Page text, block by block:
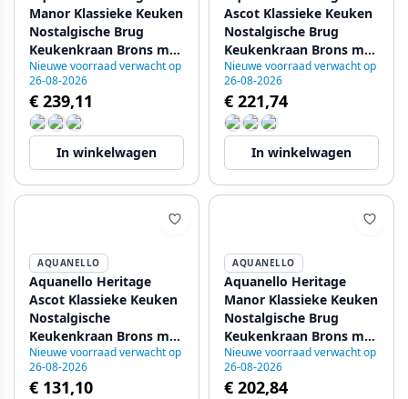
Manor Klassieke Keuken
Nostalgische Brug
Keukenkraan Brons met
Witte Hendel BN-0010-
HM
Nieuwe voorraad verwacht op
26-08-2026
€ 239,11
In winkelwagen
Ascot Klassieke Keuken
Nostalgische Brug
Keukenkraan Brons met
Kruishendels BN-0011-
HM
Nieuwe voorraad verwacht op
26-08-2026
€ 221,74
In winkelwagen
AQUANELLO
Aquanello Heritage
Ascot Klassieke Keuken
Nostalgische
Keukenkraan Brons met
Ronde Uitlop BN-4003-
HA
Nieuwe voorraad verwacht op
26-08-2026
€ 131,10
AQUANELLO
Aquanello Heritage
Manor Klassieke Keuken
Nostalgische Brug
Keukenkraan Brons met
Witte Hendel en ronde
Uitlop BN-4001-HA
Nieuwe voorraad verwacht op
26-08-2026
€ 202,84